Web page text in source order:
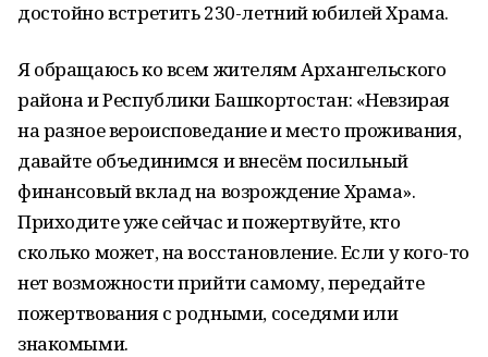
достойно встретить 230-летний юбилей Храма.
Я обращаюсь ко всем жителям Архангельского
района и Республики Башкортостан: «Невзирая
на разное вероисповедание и место проживания,
давайте объединимся и внесём посильный
финансовый вклад на возрождение Храма».
Приходите уже сейчас и пожертвуйте, кто
сколько может, на восстановление. Если у кого-то
нет возможности прийти самому, передайте
пожертвования с родными, соседями или
знакомыми.